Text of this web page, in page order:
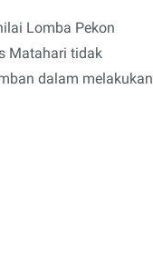
Lomba Pekon
Matahari tidak
dalam melakukan